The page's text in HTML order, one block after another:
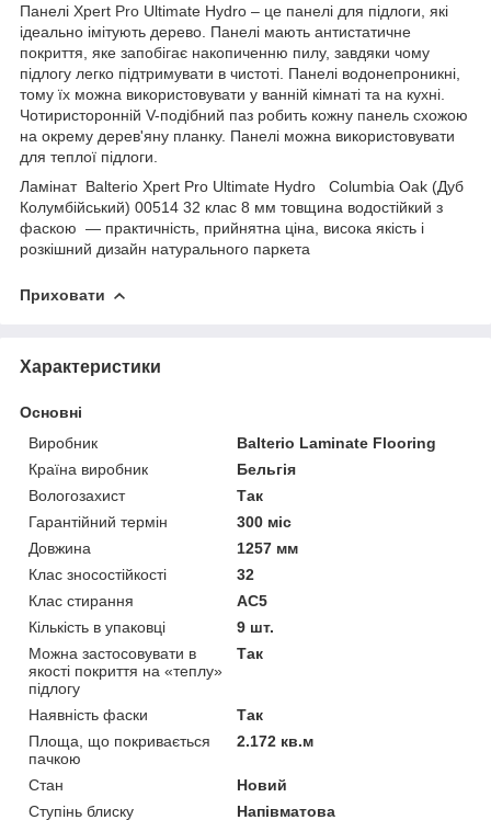
Панелі Xpert Pro Ultimate Hydro – це панелі для підлоги, які
ідеально імітують дерево. Панелі мають антистатичне
покриття, яке запобігає накопиченню пилу, завдяки чому
підлогу легко підтримувати в чистоті. Панелі водонепроникні,
тому їх можна використовувати у ванній кімнаті та на кухні.
Чотиристоронній V-подібний паз робить кожну панель схожою
на окрему дерев'яну планку. Панелі можна використовувати
для теплої підлоги.
Ламінат Balterio Xpert Pro Ultimate Hydro Columbia Oak (Дуб
Колумбійський) 00514 32 клас 8 мм товщина водостійкий з
фаскою — практичність, прийнятна ціна, висока якість і
розкішний дизайн натурального паркета
Приховати
Характеристики
Основні
Виробник
Balterio Laminate Flooring
Країна виробник
Бельгія
Вологозахист
Так
Гарантійний термін
300 міс
Довжина
1257 мм
Клас зносостійкості
32
Клас стирання
АС5
Кількість в упаковці
9 шт.
Можна застосовувати в
якості покриття на «теплу»
підлогу
Так
Наявність фаски
Так
Площа, що покривається
пачкою
2.172 кв.м
Стан
Новий
Ступінь блиску
Напівматова